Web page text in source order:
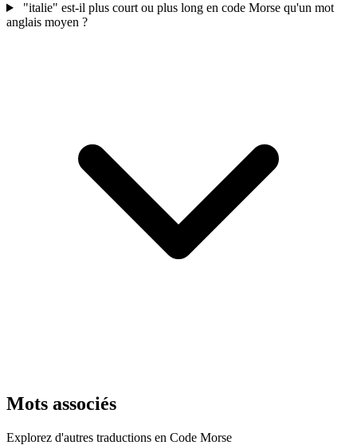
"italie" est-il plus court ou plus long en code Morse qu'un mot
anglais moyen ?
Mots associés
Explorez d'autres traductions en Code Morse